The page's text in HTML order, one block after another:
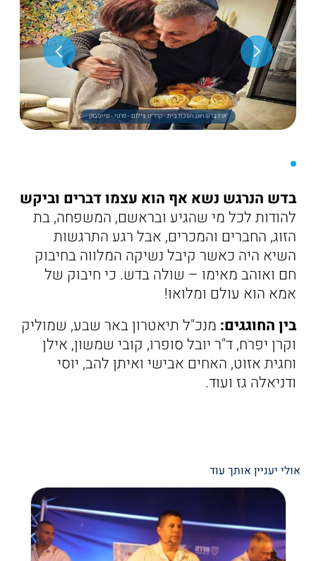
ארז בדש חוגג חנוכת בית - קרדיט צילום - פרטי - פייסבוק
בדש הנרגש נשא אף הוא עצמו דברים וביקש
להודות לכל מי שהגיע ובראשם, המשפחה, בת
הזוג, החברים והמכרים, אבל רגע התרגשות
השיא היה כאשר קיבל נשיקה המלווה בחיבוק
חם ואוהב מאימו – שולה בדש. כי חיבוק של
אמא הוא עולם ומלואו!
בין החוגגים: מנכ"ל תיאטרון באר שבע, שמוליק
וקרן יפרח, ד"ר יובל סופרו, קובי שמשון, אילן
וחגית אזוט, האחים אבישי ואיתן להב, יוסי
ודניאלה גז ועוד.
אולי יעניין אותך עוד